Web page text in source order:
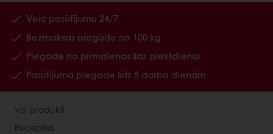
Veic pasūtījumu 24/7
Bezmaksas piegāde no 100 kg
Piegāde no pirmdienas līdz piektdienai
Pasūtījuma piegāde līdz 5 darba dienām
Visi produkti
Receptes